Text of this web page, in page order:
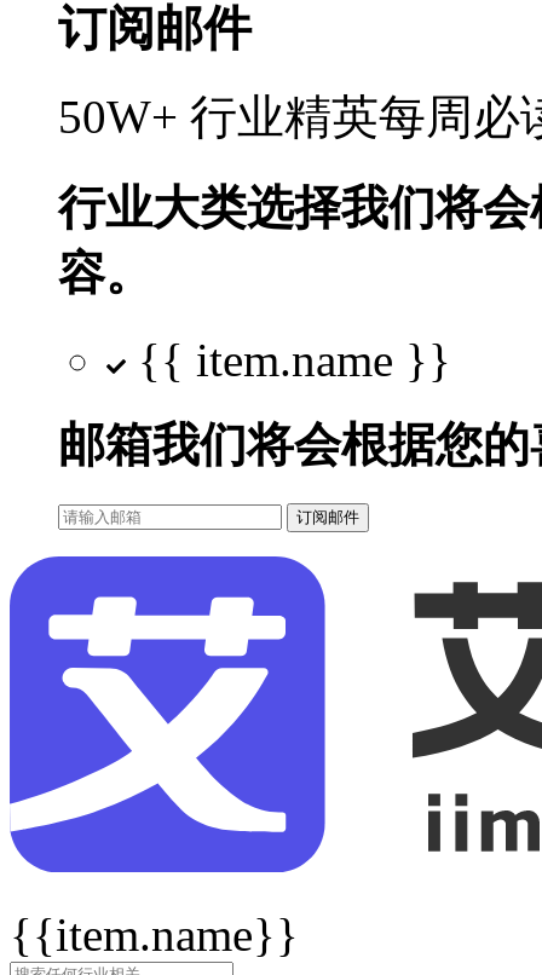
订阅邮件
50W+ 行业精英每周
行业大类选择我们将
容。
{{ item.name }}
邮箱我们将会根据您
订阅邮件
{{item.name}}